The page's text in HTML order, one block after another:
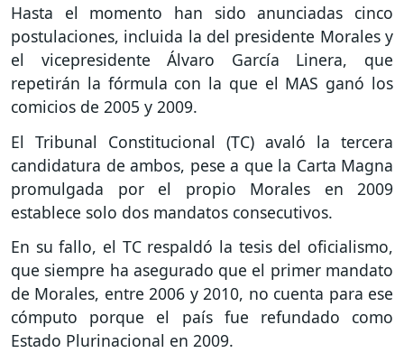
Hasta el momento han sido anunciadas cinco
postulaciones, incluida la del presidente Morales y
el vicepresidente Álvaro García Linera, que
repetirán la fórmula con la que el MAS ganó los
comicios de 2005 y 2009.
El Tribunal Constitucional (TC) avaló la tercera
candidatura de ambos, pese a que la Carta Magna
promulgada por el propio Morales en 2009
establece solo dos mandatos consecutivos.
En su fallo, el TC respaldó la tesis del oficialismo,
que siempre ha asegurado que el primer mandato
de Morales, entre 2006 y 2010, no cuenta para ese
cómputo porque el país fue refundado como
Estado Plurinacional en 2009.